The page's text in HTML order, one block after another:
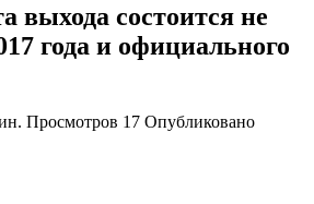
выхода состоится не
года и официального
Просмотров 17 Опубликовано